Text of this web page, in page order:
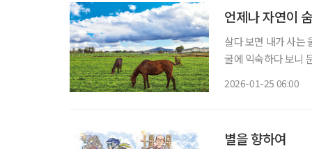
언제나 자연이
살다 보면 내가 사는
굴에 익숙하다 보니
2026-01-25 06:00
별을 향하여